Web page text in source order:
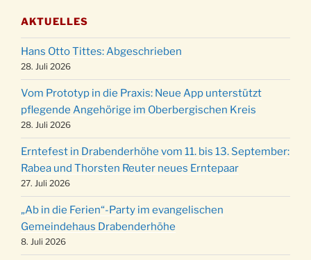
11.12.
Puer-Natus weihnachtliches Brauchtum am
Robert-Gassner-Hof um 17:00 Uhr
19.12.
Kinderbibeltag im Ev. Gemeindehaus von 10-
12 Uhr
20.12.
Weihnachts-Konzert des Honterus Chors in
der Kirche um 17:00 Uhr
24.12.
Familiengottesdienst mit Krippenspiel im Ev.
Gemeindehaus um 15:00 Uhr
24.12. Familiengottesdienst in der FeG um 16 Uhr
24.12.
Weihnachtsgottesdienst in der Kirche um
15:00 Uhr
24.12.
Weihnachtsgottesdienst in der Kirche um
18:00 Uhr
AKTUELLES
Hans Otto Tittes: Abgeschrieben
28. Juli 2026
Vom Prototyp in die Praxis: Neue App unterstützt
pflegende Angehörige im Oberbergischen Kreis
28. Juli 2026
Erntefest in Drabenderhöhe vom 11. bis 13. September:
Rabea und Thorsten Reuter neues Erntepaar
27. Juli 2026
„Ab in die Ferien“-Party im evangelischen
Gemeindehaus Drabenderhöhe
8. Juli 2026